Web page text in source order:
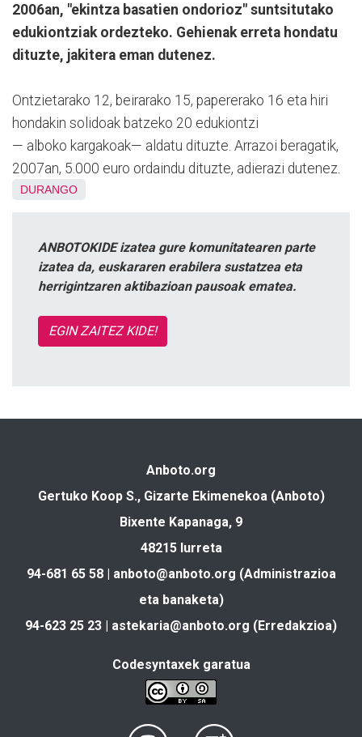
2006an, "ekintza basatien ondorioz" suntsitutako
edukiontziak ordezteko. Gehienak erreta hondatu
dituzte, jakitera eman dutenez.
Ontzietarako 12, beirarako 15, papererako 16 eta hiri
hondakin solidoak batzeko 20 edukiontzi
— alboko kargakoak— aldatu dituzte. Arrazoi beragatik,
2007an, 5.000 euro ordaindu dituzte, adierazi dutenez.
DURANGO
ANBOTOKIDE izatea gure komunitatearen parte
izatea da, euskararen erabilera sustatzea eta
herrigintzaren aktibazioan pausoak ematea.
EGIN ZAITEZ KIDE!
Anboto.org
Gertuko Koop S., Gizarte Ekimenekoa (Anboto)
Bixente Kapanaga, 9
48215 Iurreta
94-681 65 58 | anboto@anboto.org (Administrazioa
eta banaketa)
94-623 25 23 | astekaria@anboto.org (Erredakzioa)
Codesyntaxek garatua